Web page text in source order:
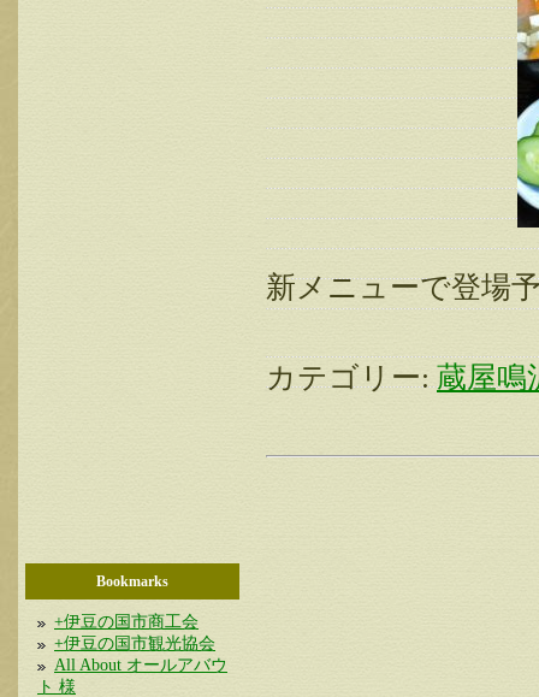
新メニューで登場
カテゴリー: 蔵屋鳴
Bookmarks
+伊豆の国市商工会
+伊豆の国市観光協会
All About オールアバウ
ト 様